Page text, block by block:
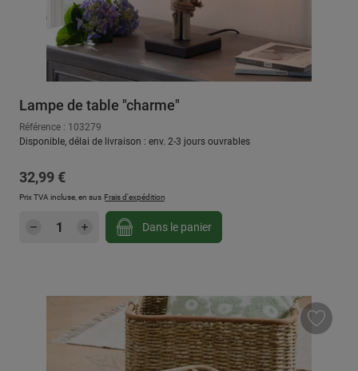
Lampe de table "charme"
Référence : 103279
Disponible, délai de livraison : env. 2-3 jours ouvrables
Prix régulier :
32,99 €
Prix TVA incluse, en sus Frais d'expédition
Quantité de produit : Entrez la quantité
Dans le panier